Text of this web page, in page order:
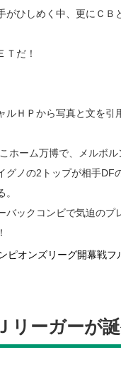
がひしめく中、更にＣ
Ｔだ！
ルＨＰから写真と文を引
ホーム万博で、メルボル
グノの2トップが相手
バックコンビで気迫の
リーガーが誕